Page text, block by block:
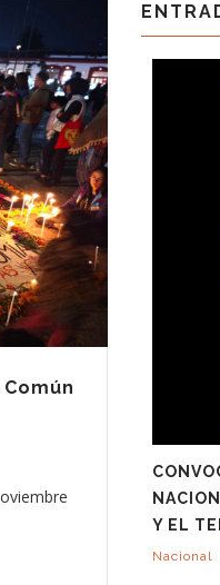
Y EL
Nacional